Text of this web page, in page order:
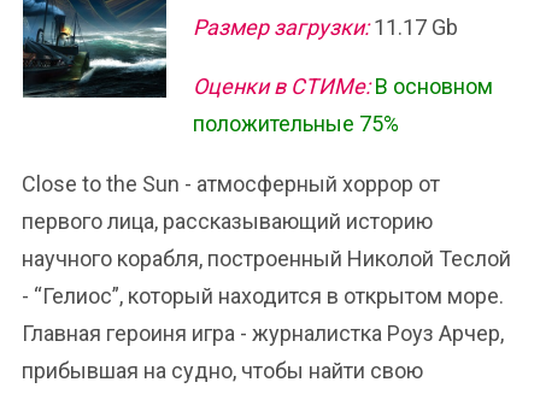
Размер загрузки:11.17 Gb
Оценки в СТИМе: В основном
положительные 75%
Close to the Sun - атмосферный хоррор от
первого лица, рассказывающий историю
научного корабля, построенный Николой Теслой
- “Гелиос”, который находится в открытом море.
Главная героиня игра - журналистка Роуз Арчер,
прибывшая на судно, чтобы найти свою